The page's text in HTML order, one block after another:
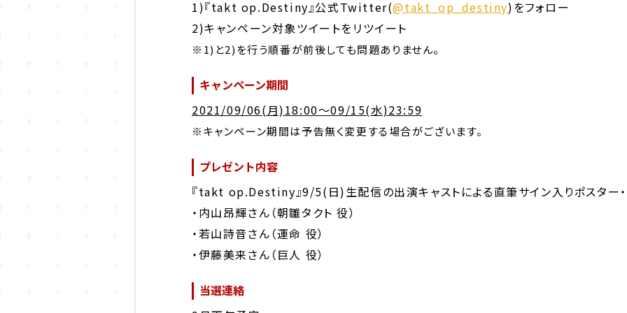
1)『takt op.Destiny』公式Twitter(@takt_op_destiny)をフォロー
2)キャンペーン対象ツイートをリツイート
※1)と2)を行う順番が前後しても問題ありません。
キャンペーン期間
2021/09/06(月)18:00〜09/15(水)23:59
※キャンペーン期間は予告無く変更する場合がございます。
プレゼント内容
『takt op.Destiny』9/5(日)生配信の出演キャストによる直筆サイン入りポスター・
・内山昂輝さん（朝雛タクト 役）
・若山詩音さん（運命 役）
・伊藤美来さん（巨人 役）
当選連絡